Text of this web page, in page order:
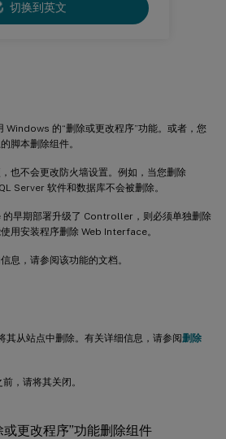
切换到英文
Windows 的“删除或更改程序”功能。或者，您
脚本删除组件。
也不会更改防火墙设置。例如，当您删除
Server 软件和数据库不会被删除。
早期部署升级了 Controller，则必须单独删除
用安装程序删除 Web Interface。
息，请参阅该功能的文档。
从站点中删除。有关详细信息，请参阅删除
，请将其关闭。
更改程序”功能删除组件